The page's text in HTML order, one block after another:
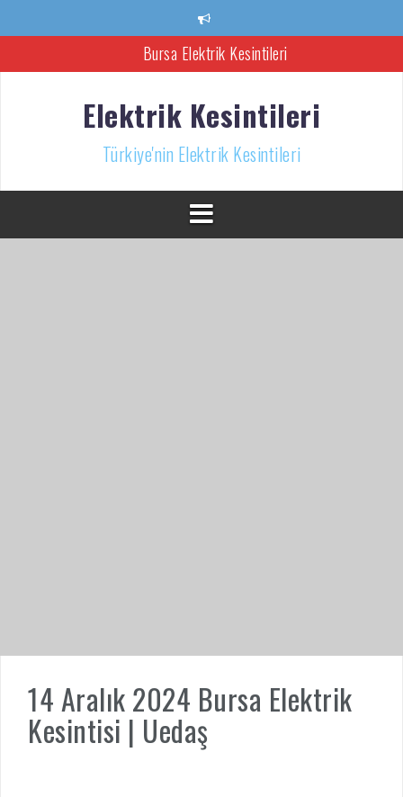
Bursa Elektrik Kesintileri
Ankara Elektrik Kesintisi
Türkiye’nin Elektrik Kesintileri Haber Kaynağı
İzmir Elektrik Kesintisi
Elektrik Kesintileri
Türkiye'nin Elektrik Kesintileri
14 Aralık 2024 Bursa Elektrik
Kesintisi | Uedaş